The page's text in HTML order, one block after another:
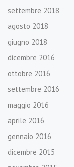
settembre 2018
agosto 2018
giugno 2018
dicembre 2016
ottobre 2016
settembre 2016
maggio 2016
aprile 2016
gennaio 2016
dicembre 2015